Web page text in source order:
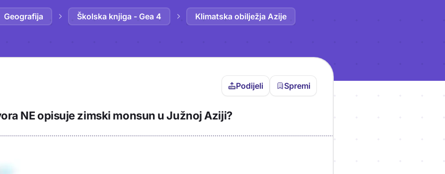
Geografija Školska knjiga - Gea 4 Klimatska obilježja Azije
Podijeli Spremi
Trebaš biti prijavljen da bi pohranio
sadržaj u bilježnicu!
NE opisuje zimski monsun u Južnoj Aziji?